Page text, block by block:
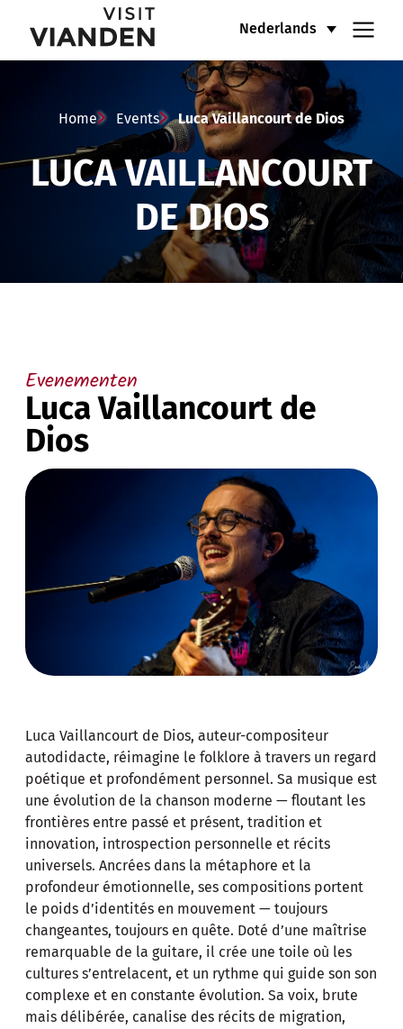
Nederlands
Luca
Vaillancourt
Dios
Hoofdnavigatiemenu
Home Events Luca Vaillancourt de Dios
LUCA VAILLANCOURT
DE DIOS
Evenementen
Luca Vaillancourt de
Dios
Luca Vaillancourt de Dios, auteur-compositeur
autodidacte, réimagine le folklore à travers un regard
poétique et profondément personnel. Sa musique est
une évolution de la chanson moderne — floutant les
frontières entre passé et présent, tradition et
innovation, introspection personnelle et récits
universels. Ancrées dans la métaphore et la
profondeur émotionnelle, ses compositions portent
le poids d’identités en mouvement — toujours
changeantes, toujours en quête. Doté d’une maîtrise
remarquable de la guitare, il crée une toile où les
cultures s’entrelacent, et un rythme qui guide son son
complexe et en constante évolution. Sa voix, brute
mais délibérée, canalise des récits de migration,